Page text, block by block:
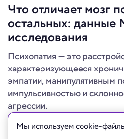
Что отличает мозг
остальных: данные
исследования
Психопатия — это
характеризующееся
эмпатии, манипулятивным
импульсивностью и
агрессии.
Мы используем сookie-